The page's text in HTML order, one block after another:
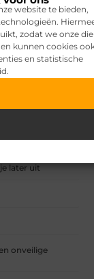
website te bieden,
zodat we onze
kunnen cookies
en statistische
later uit
onveilige